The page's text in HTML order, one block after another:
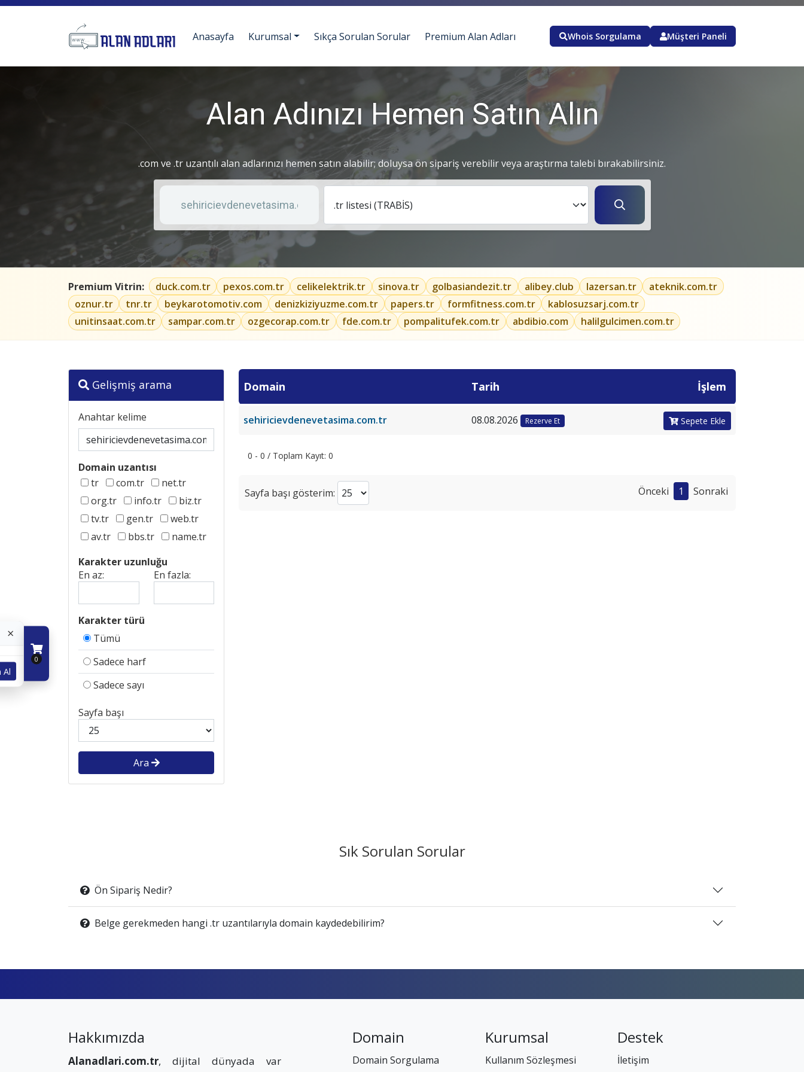
Anasayfa Kurumsal Sıkça Sorulan Sorular Premium Alan Adları Whois Sorgulama Müşteri Paneli
Alan Adınızı Hemen Satın Alın
.com ve .tr uzantılı alan adlarınızı hemen satın alabilir; doluysa ön sipariş verebilir veya araştırma talebi bırakabilirsiniz.
Anahtar kelime
Liste türü
Premium Vitrin: duck.com.tr pexos.com.tr celikelektrik.tr sinova.tr golbasiandezit.tr alibey.club lazersan.tr
ateknik.com.tr
oznur.tr
tnr.tr beykarotomotiv.com denizkiziyuzme.com.tr papers.tr formfitness.com.tr
kablosuzsarj.com.tr
unitinsaat.com.tr
sampar.com.tr ozgecorap.com.tr fde.com.tr pompalitufek.com.tr abdibio.com halilgulcimen.com.tr
Gelişmiş arama
Anahtar kelime
Domain uzantısı
tr
com.tr
net.tr
org.tr
info.tr
biz.tr
tv.tr
gen.tr
web.tr
av.tr
bbs.tr
name.tr
Karakter uzunluğu
En az:
En fazla:
Karakter türü
Tümü
Sadece harf
Sadece sayı
Sayfa başı
Ara
Domain Tarih İşlem
sehiricievdenevetasima.com.tr 08.08.2026 Rezerve Et Sepete Ekle
0 - 0 / Toplam Kayıt: 0
Sayfa başı gösterim: Önceki 1 Sonraki
Sık Sorulan Sorular
Ön Sipariş Nedir?
Belge gerekmeden hangi .tr uzantılarıyla domain kaydedebilirim?
Hakkımızda
Alanadlari.com.tr, dijital dünyada var
Domain
Domain Sorgulama
Kurumsal
Kullanım Sözleşmesi
Destek
İletişim
0
×
Al